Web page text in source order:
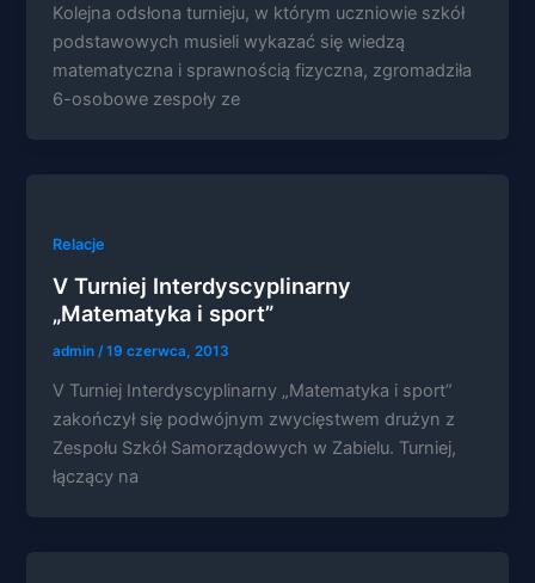
Kolejna odsłona turnieju, w którym uczniowie szkół
podstawowych musieli wykazać się wiedzą
matematyczna i sprawnością fizyczna, zgromadziła
6-osobowe zespoły ze
Relacje
V Turniej Interdyscyplinarny
„Matematyka i sport”
admin/19 czerwca, 2013
V Turniej Interdyscyplinarny „Matematyka i sport”
zakończył się podwójnym zwycięstwem drużyn z
Zespołu Szkół Samorządowych w Zabielu. Turniej,
łączący na
strony, zwiększasz
szansę na
zobaczenie
spersonalizowanych